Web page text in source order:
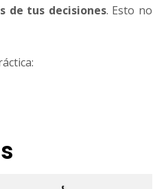
de tus decisiones. Esto no